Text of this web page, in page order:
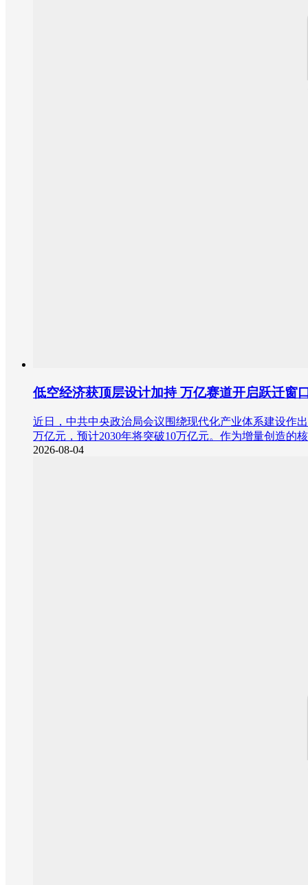
低空经济获顶层设计加持 万亿赛道开启跃迁窗
近日，中共中央政治局会议围绕现代化产业体系建设作
万亿元，预计2030年将突破10万亿元。作为增量创造的
2026-08-04